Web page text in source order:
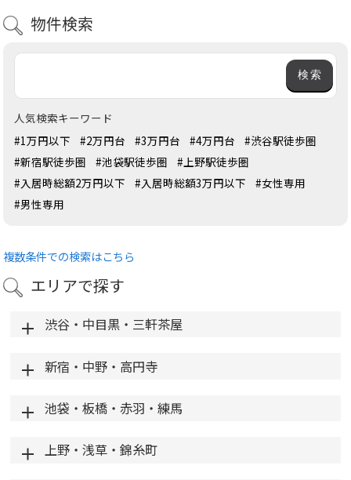
物件検索
人気検索キーワード
#1万円以下
#2万円台 #3万円台 #4万円台
#渋谷駅徒歩圏
#新宿駅徒歩圏
#池袋駅徒歩圏
#上野駅徒歩圏
#入居時総額2万円以下
#入居時総額3万円以下
#女性専用
#男性専用
複数条件での検索はこちら
エリアで探す
渋谷・中目黒・三軒茶屋
新宿・中野・高円寺
池袋・板橋・赤羽・練馬
上野・浅草・錦糸町